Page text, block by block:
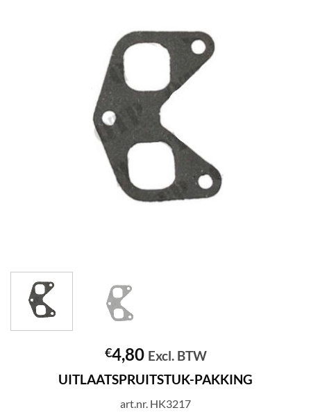
€4,80 Excl. BTW
UITLAATSPRUITSTUK-PAKKING
art.nr. HK3217